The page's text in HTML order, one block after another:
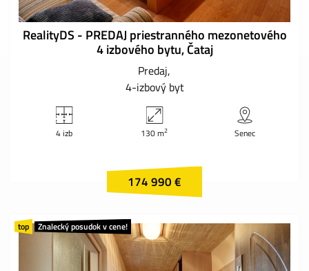
RealityDS - PREDAJ priestranného mezonetového
4 izbového bytu, Čataj
Predaj
4-izbový byt
4 izb 130 m2 Senec
174 990 €
top Znalecký posudok v cene!